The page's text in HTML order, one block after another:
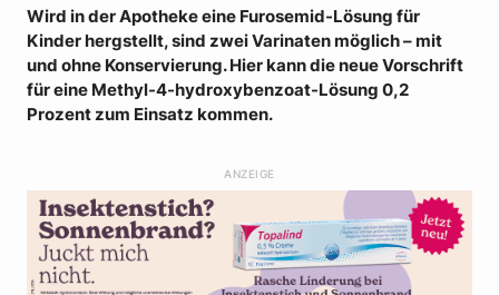
Wird in der Apotheke eine Furosemid-Lösung für
Kinder hergstellt, sind zwei Varinaten möglich – mit
und ohne Konservierung. Hier kann die neue Vorschrift
für eine Methyl-4-hydroxybenzoat-Lösung 0,2
Prozent zum Einsatz kommen.
ANZEIGE